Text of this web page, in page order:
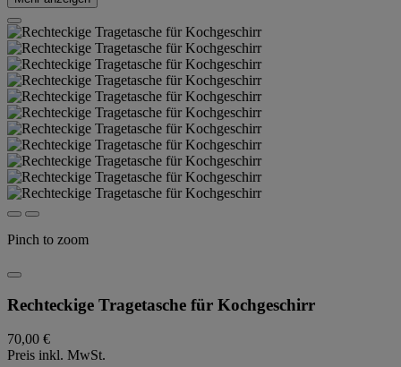
Pinch to zoom
Rechteckige Tragetasche für Kochgeschirr
70,00 €
Preis inkl. MwSt.